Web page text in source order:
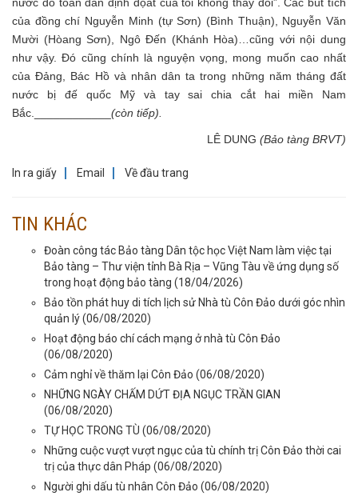
của đồng chí Nguyễn Minh (tự Sơn) (Bình Thuận), Nguyễn Văn
Mười (Hòang Sơn), Ngô Đến (Khánh Hòa)…cũng với nội dung
như vậy. Đó cũng chính là nguyện vọng, mong muốn cao nhất
của Đảng, Bác Hồ và nhân dân ta trong những năm tháng đất
nước bị đế quốc Mỹ và tay sai chia cắt hai miền Nam
Bắc.____________ (còn tiếp).
LÊ DUNG (Bảo tàng BRVT)
In ra giấy Email Về đầu trang
TIN KHÁC
Đoàn công tác Bảo tàng Dân tộc học Việt Nam làm việc tại
Bảo tàng – Thư viện tỉnh Bà Rịa – Vũng Tàu về ứng dụng số
trong hoạt động bảo tàng (18/04/2026)
Bảo tồn phát huy di tích lịch sử Nhà tù Côn Đảo dưới góc nhìn
quản lý(06/08/2020)
Hoạt động báo chí cách mạng ở nhà tù Côn Đảo
(06/08/2020)
Cảm nghỉ về thăm lại Côn Đảo (06/08/2020)
NHỮNG NGÀY CHẤM DỨT ĐỊA NGỤC TRẦN GIAN
(06/08/2020)
TỰ HỌC TRONG TÙ (06/08/2020)
Những cuộc vượt vượt ngục của tù chính trị Côn Đảo thời cai
trị của thực dân Pháp (06/08/2020)
Người ghi dấu tù nhân Côn Đảo (06/08/2020)